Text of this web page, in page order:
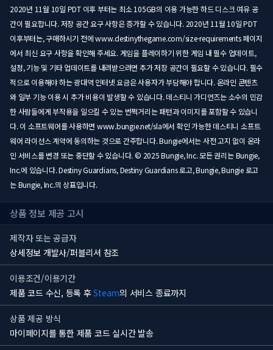
2020년 11월 10일 PDT 이후 부터는 최소 105GB의 이용 가능한 하드 디스크 여유 공
간이 필요합니다. 저장 공간 요구 사항은 증가할 수 있습니다. 2020년 11월 10일 PDT
이후부터는, 구매하시기 전에 www.destinythegame.com/size-requirements 페이지
에서 최신 요구 사항을 확인해 주세요. 게임을 플레이하기 위한 게임 내 필수 업데이트,
설정, 기능 및 기타 업데이트를 내려받으려면 추가 저장 공간이 필요할 수 있습니다. 필수
적으로 이용해야 하는 광대역 인터넷 요금은 사용자가 부담해야 합니다. 온라인 콘텐츠
와 일부 기능 이용 시 추가 비용이 발생할 수 있습니다. 데스티니 가디언즈는 소수의 민감
한 사람들에게 부작용을 일으킬 수 있는 번쩍거리는 패턴과 이미지를 포함할 수 있습니
다. 이 소프트웨어를 사용하면 www.bungie.net/sla에서 확인 가능한 데스티니 소프트
웨어 라이선스 계약에 동의하는 것으로 간주합니다. Bungie에서는 사전 고지 없이 온라
인 서비스를 변경 또는 중단할 수 있습니다. © 2025 Bungie, Inc. 모든 권리는 Bungie,
Inc.에 있습니다. Destiny Guardians, Destiny Guardians 로고, Bungie, Bungie 로고
는 Bungie, Inc.의 상표입니다.
상품 정보 제공 고시
제작자 또는 공급자
상세정보 개발사/퍼블리셔 참조
이용조건/이용기간
제품 코드 수신, 등록 후Steam의 서비스 종료까지
상품 제공 방식
마이페이지를 통한 제품 코드 실시간 발송